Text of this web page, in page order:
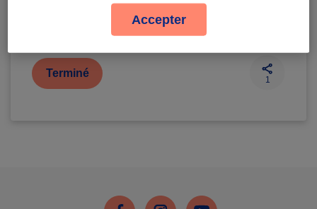
Terminé
1
FacebookInstagramYoutube
Accepter